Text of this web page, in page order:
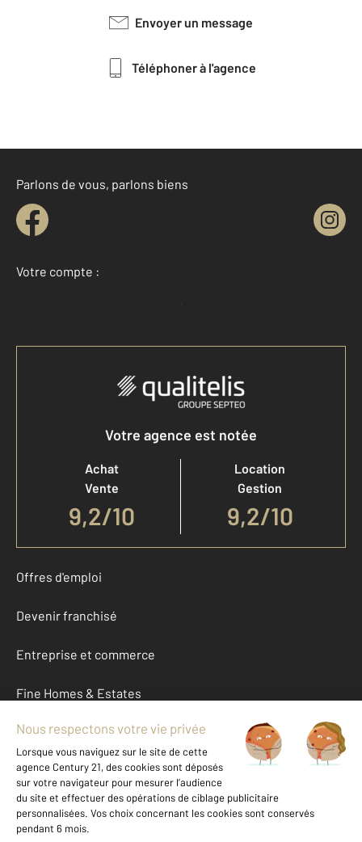
Envoyer un message
Téléphoner à l'agence
Parlons de vous, parlons biens
Votre compte :
Accéder à mon compte
Votre agence est notée
Achat
Vente
9,2/10
Location
Gestion
9,2/10
Offres d'emploi
Devenir franchisé
Entreprise et commerce
Fine Homes & Estates
À propos
International
Nous contacter